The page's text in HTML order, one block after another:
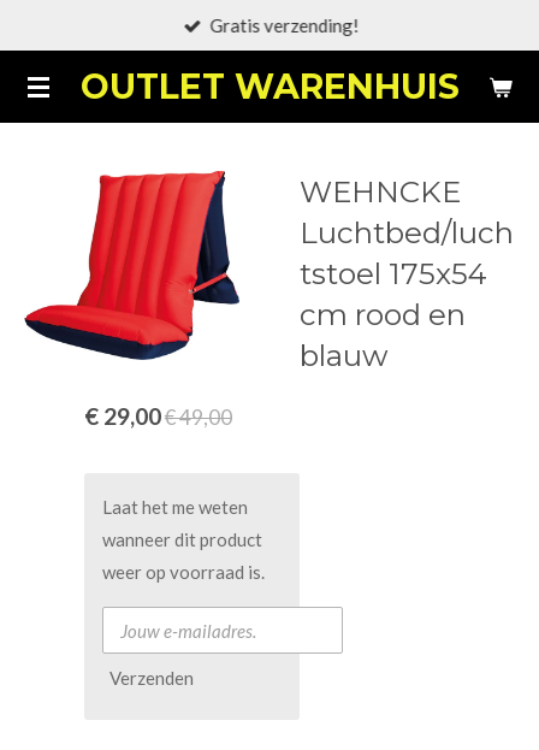
naar
de
OUTLET WARENHUIS
Gratis verzending!
WEHNCKE
Luchtbed/luch
tstoel 175x54
cm rood en
blauw
€ 29,00€ 49,00
Laat het me weten
wanneer dit product
weer op voorraad is.
Verzenden